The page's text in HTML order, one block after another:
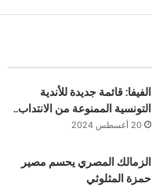
الفيفا: قائمة جديدة للأندية
التونسية الممنوعة من الانتداب..
20 أغسطس 2024
الزمالك المصري يحسم مصير
حمزة المثلوثي